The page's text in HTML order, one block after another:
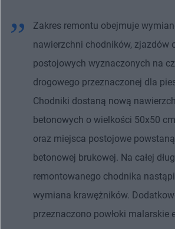
Zakres remontu obejmuje
nawierzchni chodników, zjazdów
postojowych wyznaczonych na
drogowego przeznaczonej dla
Chodniki dostaną nową
betonowych o wielkości 50x50
oraz miejsca postojowe
betonowej brukowej. Na całej
remontowanego chodnika
wymiana krawężników.
przeznaczono powłoki malarskie